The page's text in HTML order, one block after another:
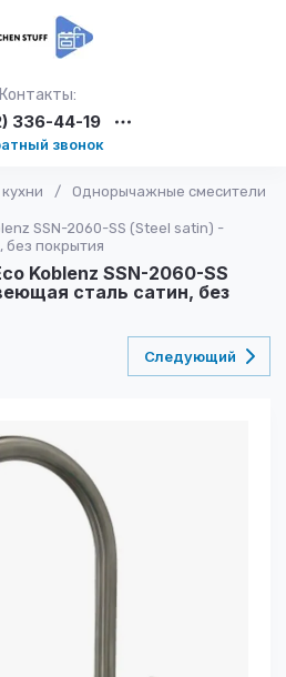
Контакты:
336-44-19
звонок
/
Однорычажные смесители
SSN-2060-SS (Steel satin) -
покрытия
Koblenz SSN-2060-SS
сталь сатин, без
Следующий